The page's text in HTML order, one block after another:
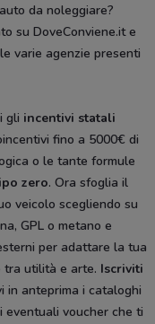
da noleggiare?
su DoveConviene.it e
varie agenzie presenti
gli incentivi statali
fino a 5000€ di
o le tante formule
zero. Ora sfoglia il
veicolo scegliendo su
GPL o metano e
per adattare la tua
utilità e arte. Iscriviti
in anteprima i cataloghi
eventuali voucher che ti